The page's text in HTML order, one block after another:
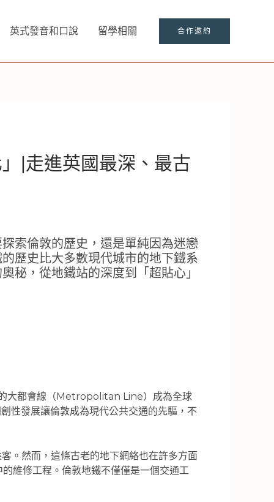
英式發音和口說 留學相關 合作邀約
|走進英國最深、最古
索倫敦的歷史，還是單純因為迷戀
歷史比大多數現代城市的地下鐵系
秘，從地鐵站的深度到「超貼心」
大都會線（Metropolitan Line）成為全球
發展讓倫敦成為現代公共交通的先驅，不
。然而，這條古老的地下網絡也在許多方面
維修工程。倫敦地鐵不僅僅是一個交通工